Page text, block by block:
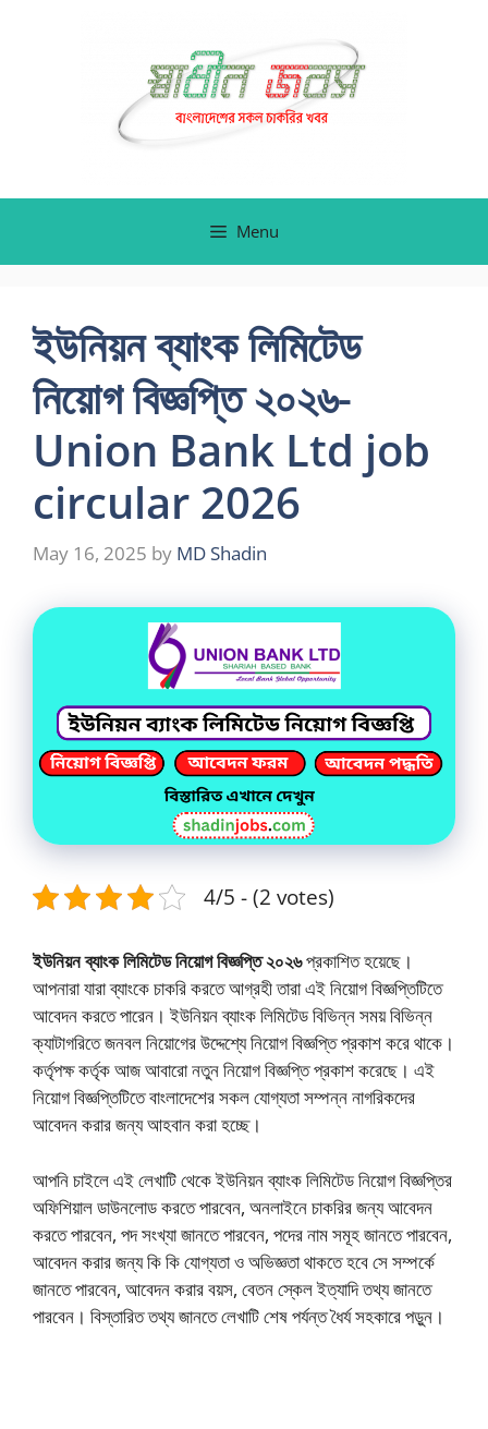
Menu
ইউনিয়ন ব্যাংক লিমিটেড
নিয়োগ বিজ্ঞপ্তি ২০২৬-
Union Bank Ltd job
circular 2026
May 16, 2025 by MD Shadin
4/5 - (2 votes)
ইউনিয়ন ব্যাংক লিমিটেড নিয়োগ বিজ্ঞপ্তি ২০২৬প্রকাশিত হয়েছে।
আপনারা যারা ব্যাংকে চাকরি করতে আগ্রহী তারা এই নিয়োগ বিজ্ঞপ্তিটিতে
আবেদন করতে পারেন। ইউনিয়ন ব্যাংক লিমিটেড বিভিন্ন সময় বিভিন্ন
ক্যাটাগরিতে জনবল নিয়োগের উদ্দেশ্যে নিয়োগ বিজ্ঞপ্তি প্রকাশ করে থাকে।
কর্তৃপক্ষ কর্তৃক আজ আবারো নতুন নিয়োগ বিজ্ঞপ্তি প্রকাশ করেছে। এই
নিয়োগ বিজ্ঞপ্তিটিতে বাংলাদেশের সকল যোগ্যতা সম্পন্ন নাগরিকদের
আবেদন করার জন্য আহবান করা হচ্ছে।
আপনি চাইলে এই লেখাটি থেকে ইউনিয়ন ব্যাংক লিমিটেড নিয়োগ বিজ্ঞপ্তির
অফিশিয়াল ডাউনলোড করতে পারবেন, অনলাইনে চাকরির জন্য আবেদন
করতে পারবেন, পদ সংখ্যা জানতে পারবেন, পদের নাম সমূহ জানতে পারবেন,
আবেদন করার জন্য কি কি যোগ্যতা ও অভিজ্ঞতা থাকতে হবে সে সম্পর্কে
জানতে পারবেন, আবেদন করার বয়স, বেতন স্কেল ইত্যাদি তথ্য জানতে
পারবেন। বিস্তারিত তথ্য জানতে লেখাটি শেষ পর্যন্ত ধৈর্য সহকারে পড়ুন।